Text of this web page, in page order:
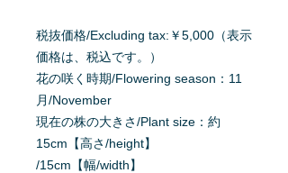
税抜価格/Excluding tax:￥5,000（表示
価格は、税込です。）
花の咲く時期/Flowering season：11
月/November
現在の株の大きさ/Plant size：約
15cm【高さ/height】
/15cm【幅/width】